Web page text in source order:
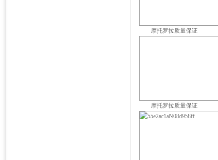
摩托罗拉质量保证
摩托罗拉质量保证